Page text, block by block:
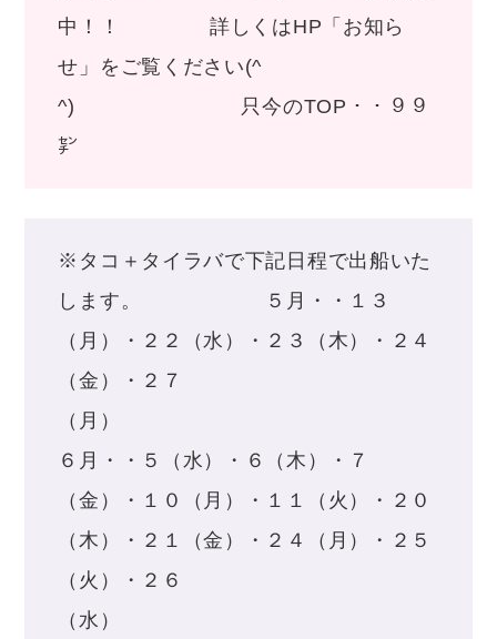
中！！ 詳しくはHP「お知ら
せ」をご覧ください(^
^) 只今のTOP・・９９
㌢
※タコ＋タイラバで下記日程で出船いた
します。 ５月・・１３
（月）・２２（水）・２３（木）・２４
（金）・２７
（月
６月・・５（水）・６（木）・７
（金）・１０（月）・１１（火）・２０
（木）・２１（金）・２４（月）・２５
（火）・２６
（水